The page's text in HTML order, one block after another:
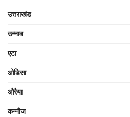
उत्तराखंड
उन्नाव
एटा
ओडिसा
औरैया
कन्नौज